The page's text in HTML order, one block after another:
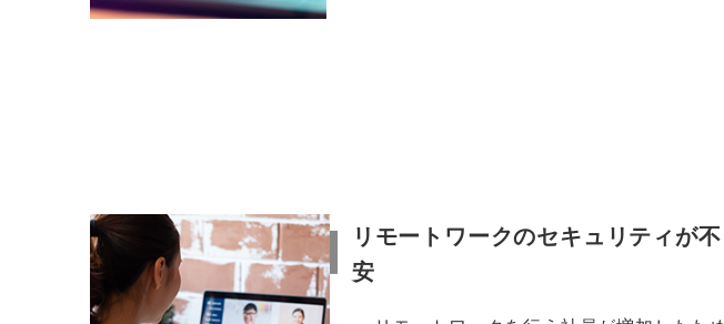
リモートワークのセキュリティが不
安